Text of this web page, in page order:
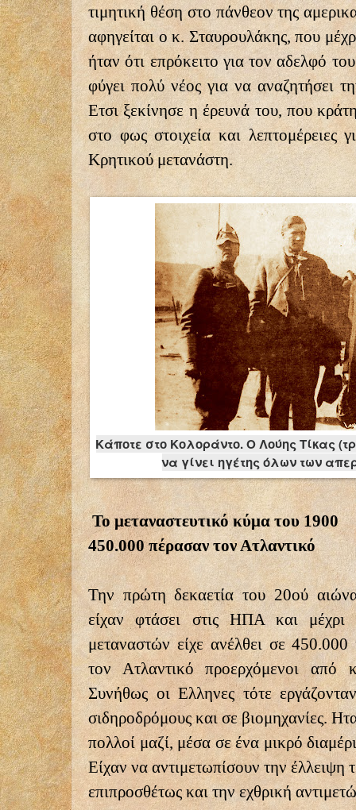
τιμητική θέση στο πάνθεον της
αφηγείται ο κ. Σταυρουλάκης, που
ήταν ότι επρόκειτο για τον αδελφό
φύγει πολύ νέος για να αναζητήσει
Ετσι ξεκίνησε η έρευνά του, που
στο φως στοιχεία και λεπτομέρειες
Κρητικού μετανάστη.
Κάποτε στο Κολοράντο. Ο Λούης Τίκας
να γίνει ηγέτης όλων των
Το μεταναστευτικό κύμα του 1900
450.000 πέρασαν τον Ατλαντικό
Την πρώτη δεκαετία του 20ού
είχαν φτάσει στις ΗΠΑ και
μεταναστών είχε ανέλθει σε 450.000
τον Ατλαντικό προερχόμενοι από
Συνήθως οι Ελληνες τότε
σιδηροδρόμους και σε βιομηχανίες.
πολλοί μαζί, μέσα σε ένα μικρό
Είχαν να αντιμετωπίσουν την
επιπροσθέτως και την εχθρική